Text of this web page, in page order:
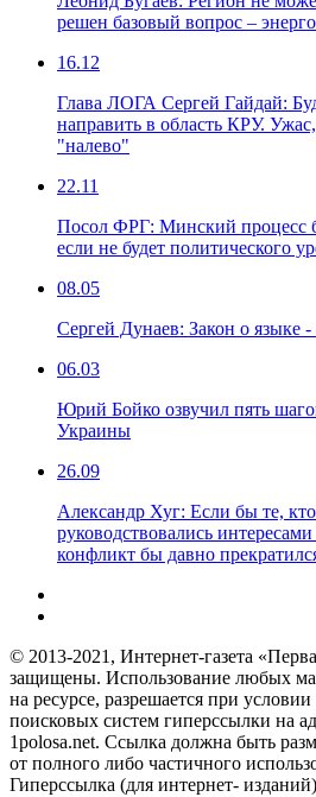
решен базовый вопрос –
16.12
Глава ЛОГА Сергей Гайдай:
направить в область КРУ.
"налево"
22.11
Посол ФРГ: Минский процесс
если не будет политического
08.05
Сергей Дунаев: Закон о языке
06.03
Юрий Бойко озвучил пять
Украины
26.09
Александр Хуг: Если бы те,
руководствовались
конфликт бы давно
© 2013-2021, Интернет-газета
защищены. Использование любых
на ресурсе, разрешается при
поисковых систем гиперссылки на
1polosa.net. Ссылка должна быть
от полного либо частичного
Гиперссылка (для интернет-